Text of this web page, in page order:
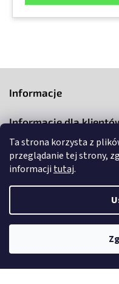
Ta strona korzysta z
przeglądanie tej strony,
informacji tutaj.
k
Informacje
Informacje dla
Kontakt
3Market.